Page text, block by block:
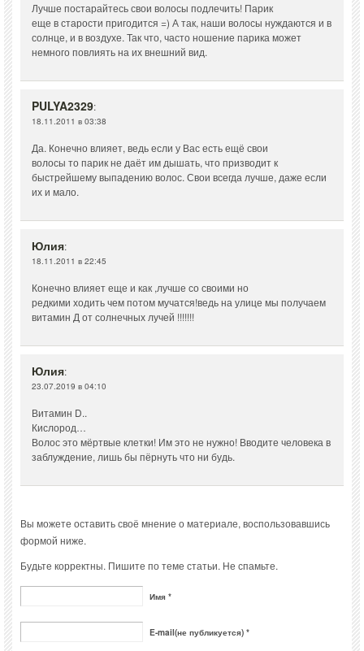
Лучше постарайтесь свои волосы подлечить! Парик
еще в старости пригодится =) А так, наши волосы нуждаются и в
солнце, и в воздухе. Так что, часто ношение парика может
немного повлиять на их внешний вид.
PULYA2329:
18.11.2011 в 03:38
Да. Конечно влияет, ведь если у Вас есть ещё свои
волосы то парик не даёт им дышать, что призводит к
быстрейшему выпадению волос. Свои всегда лучше, даже если
их и мало.
Юлия:
18.11.2011 в 22:45
Конечно влияет еще и как ,лучше со своими но
редкими ходить чем потом мучатся!ведь на улице мы получаем
витамин Д от солнечных лучей !!!!!!!
Юлия:
23.07.2019 в 04:10
Витамин D..
Кислород…
Волос это мёртвые клетки! Им это не нужно! Вводите человека в
заблуждение, лишь бы пёрнуть что ни будь.
Вы можете оставить своё мнение о материале, воспользовавшись
формой ниже.
Будьте корректны. Пишите по теме статьи. Не спамьте.
Имя *
E-mail(не публикуется) *